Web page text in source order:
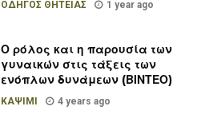
ΟΔΗΓΟΣ ΘΗΤΕΙΑΣ 1 year ago
Ο ρόλος και η παρουσία των
γυναικών στις τάξεις των
ενόπλων δυνάμεων (ΒΙΝΤΕΟ)
ΚΑΨΙΜΙ 4 years ago